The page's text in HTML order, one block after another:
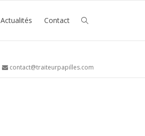
Actualités Contact
contact@traiteurpapilles.com